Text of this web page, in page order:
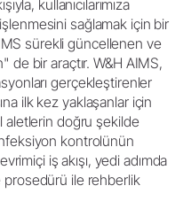
kullanıcılarımıza
sağlamak için bir
sürekli güncellenen ve
de bir araçtır. W&H AIMS,
gerçekleştirenler
ilk kez yaklaşanlar için
aletlerin doğru şekilde
kontrolünün
iş akışı, yedi adımda
prosedürü ile rehberlik